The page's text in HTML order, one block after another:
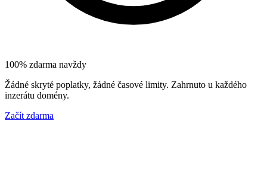
100% zdarma navždy
Žádné skryté poplatky, žádné časové limity. Zahrnuto u každého
inzerátu domény.
Začít zdarma